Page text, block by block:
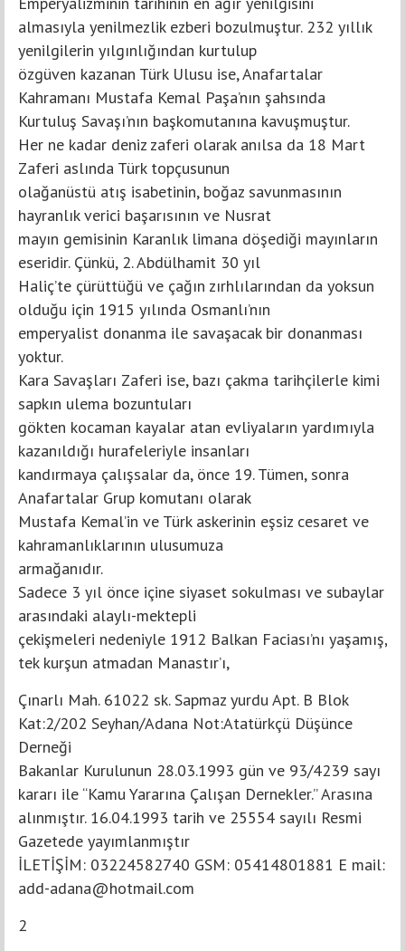
almasıyla yenilmezlik ezberi bozulmuştur. 232 yıllık
yenilgilerin yılgınlığından kurtulup
özgüven kazanan Türk Ulusu ise, Anafartalar
Kahramanı Mustafa Kemal Paşa’nın şahsında
Kurtuluş Savaşı’nın başkomutanına kavuşmuştur.
Her ne kadar deniz zaferi olarak anılsa da 18 Mart
Zaferi aslında Türk topçusunun
olağanüstü atış isabetinin, boğaz savunmasının
hayranlık verici başarısının ve Nusrat
mayın gemisinin Karanlık limana döşediği mayınların
eseridir. Çünkü, 2. Abdülhamit 30 yıl
Haliç’te çürüttüğü ve çağın zırhlılarından da yoksun
olduğu için 1915 yılında Osmanlı’nın
emperyalist donanma ile savaşacak bir donanması
yoktur.
Kara Savaşları Zaferi ise, bazı çakma tarihçilerle kimi
sapkın ulema bozuntuları
gökten kocaman kayalar atan evliyaların yardımıyla
kazanıldığı hurafeleriyle insanları
kandırmaya çalışsalar da, önce 19. Tümen, sonra
Anafartalar Grup komutanı olarak
Mustafa Kemal’in ve Türk askerinin eşsiz cesaret ve
kahramanlıklarının ulusumuza
armağanıdır.
Sadece 3 yıl önce içine siyaset sokulması ve subaylar
arasındaki alaylı-mektepli
çekişmeleri nedeniyle 1912 Balkan Faciası’nı yaşamış,
tek kurşun atmadan Manastır’ı,
Çınarlı Mah. 61022 sk. Sapmaz yurdu Apt. B Blok
Kat:2/202 Seyhan/Adana Not:Atatürkçü Düşünce
Derneği
Bakanlar Kurulunun 28.03.1993 gün ve 93/4239 sayı
kararı ile “Kamu Yararına Çalışan Dernekler.” Arasına
alınmıştır. 16.04.1993 tarih ve 25554 sayılı Resmi
Gazetede yayımlanmıştır
İLETİŞİM: 03224582740 GSM: 05414801881 E mail:
add-adana@hotmail.com
2